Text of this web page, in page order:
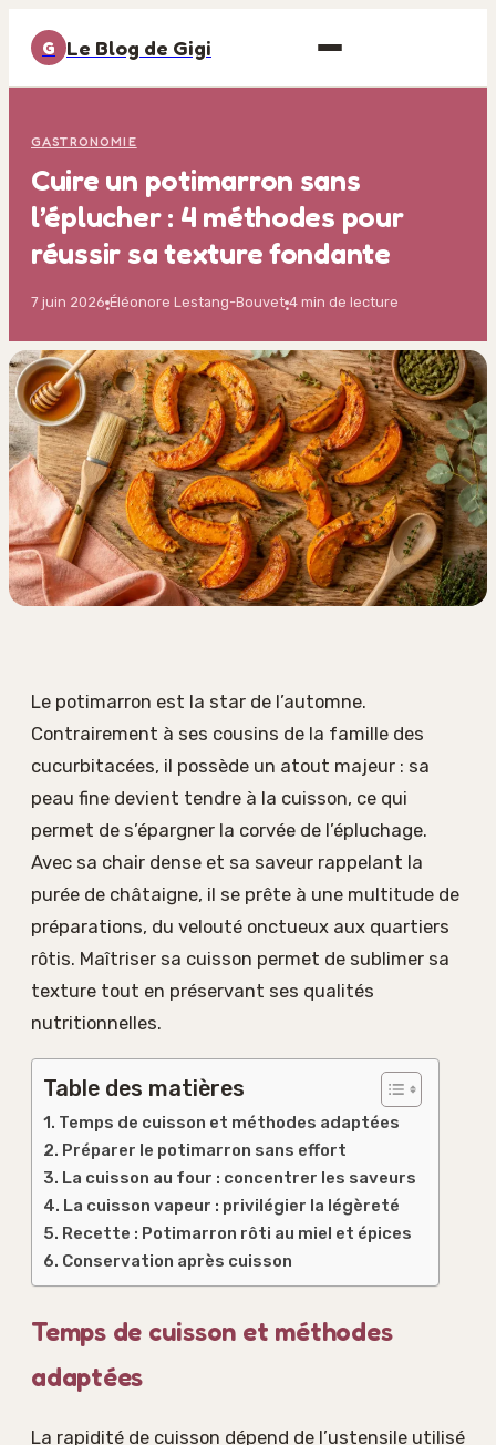
G Le Blog de Gigi
GASTRONOMIE
Cuire un potimarron sans
l’éplucher : 4 méthodes pour
réussir sa texture fondante
7 juin 2026·Éléonore Lestang-Bouvet·4 min de lecture
Le potimarron est la star de l’automne.
Contrairement à ses cousins de la famille des
cucurbitacées, il possède un atout majeur : sa
peau fine devient tendre à la cuisson, ce qui
permet de s’épargner la corvée de l’épluchage.
Avec sa chair dense et sa saveur rappelant la
purée de châtaigne, il se prête à une multitude de
préparations, du velouté onctueux aux quartiers
rôtis. Maîtriser sa cuisson permet de sublimer sa
texture tout en préservant ses qualités
nutritionnelles.
Table des matières
Temps de cuisson et méthodes adaptées
Préparer le potimarron sans effort
La cuisson au four : concentrer les saveurs
La cuisson vapeur : privilégier la légèreté
Recette : Potimarron rôti au miel et épices
Conservation après cuisson
Temps de cuisson et méthodes
adaptées
La rapidité de cuisson dépend de l’ustensile utilisé